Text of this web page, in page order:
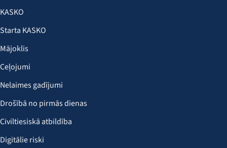
KASKO
Starta KASKO
Mājoklis
Ceļojumi
Nelaimes gadījumi
Drošībā no pirmās dienas
Civiltiesiskā atbildība
Digitālie riski